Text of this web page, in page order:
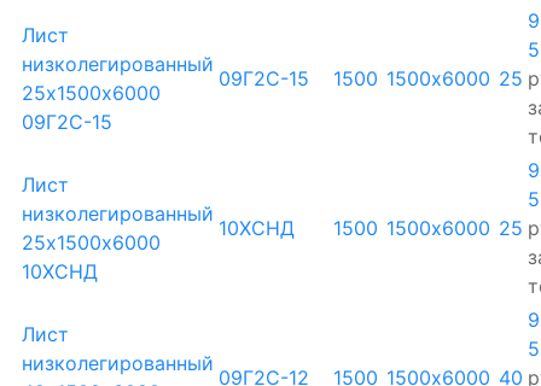
Лист
низколегированный
25х1500х6000
09Г2С-15
09Г2С-15 1500 1500х6000 25
Лист
низколегированный
25х1500х6000
10ХСНД
10ХСНД 1500 1500х6000 25
Лист
низколегированный
09Г2С-12 1500 1500х6000 40